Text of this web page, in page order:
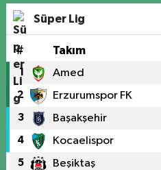
Süper Lig
# Takım
1 Amed
2 Erzurumspor FK
3 Başakşehir
4 Kocaelispor
5 Beşiktaş